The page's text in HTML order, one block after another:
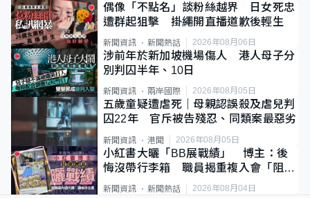
偶像「不點名」談粉絲越界 日女死忠
遭群起狙擊 掛繩開直播道歉後輕生
新聞資訊 新聞熱話 2026年08月06日
涉前年於新加坡機場傷人 港人母子分
別判囚半年、10日
新聞資訊 兩岸國際 2026年08月05日
五歲童疑遭虐死｜母親認誤殺及虐兒判
囚22年 官斥被告殘忍、同類案最惡劣
新聞資訊 港聞 2026年08月05日
小紅書大曬「BB展戰績」 博主：後
悔沒帶行李箱 職員揭重複入會「阻止
唔到」
新聞資訊 新聞熱話 2026年08月04日